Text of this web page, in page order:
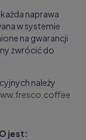
naprawa
w systemie
na gwarancji
zwrócić do
należy
jest: